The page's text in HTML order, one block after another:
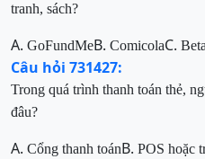
tranh, sách?
A. GoFundMeB. ComicolaC.
Câu hỏi 731427:
Trong quá trình thanh toán thẻ,
đâu?
A. Cổng thanh toánB. POS hoặc